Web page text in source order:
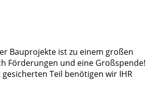
Bauprojekte ist zu einem großen
Förderungen und eine Großspende!
Teil benötigen wir IHR